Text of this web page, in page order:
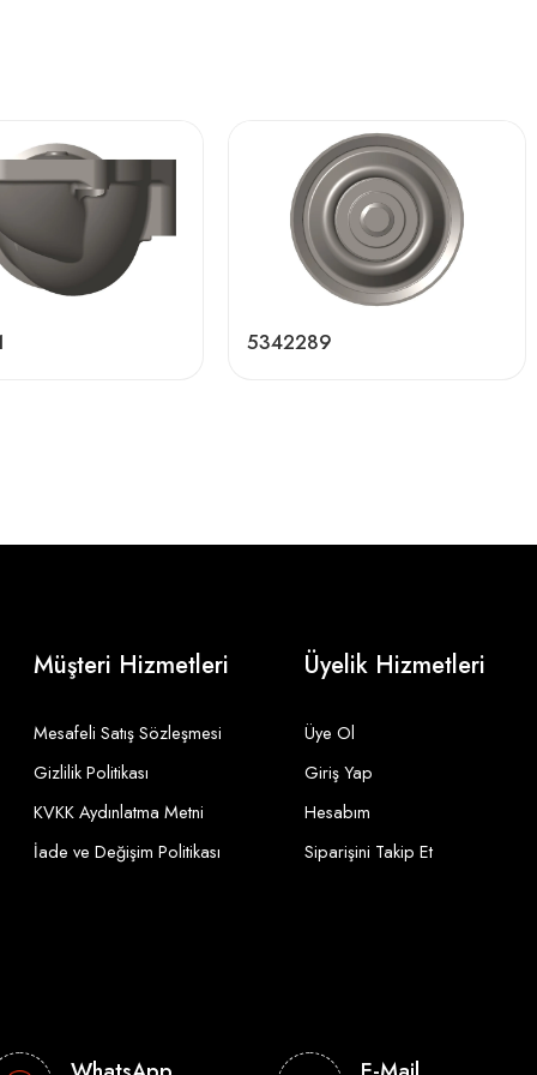
5342289
Müşteri Hizmetleri
Mesafeli Satış Sözleşmesi
Gizlilik Politikası
KVKK Aydınlatma Metni
İade ve Değişim Politikası
Üyelik Hizmetleri
Üye Ol
Giriş Yap
Hesabım
Siparişini Takip Et